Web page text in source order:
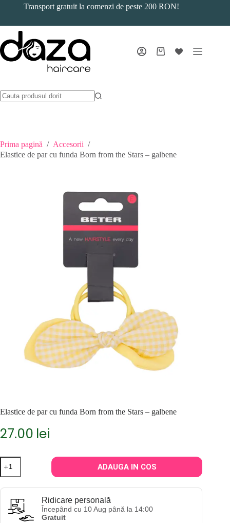
Transport gratuit la comenzi de peste 200 RON!
Coș
Prima pagină / Accesorii /
Elastice de par cu funda Born from the Stars – galbene
Elastice de par cu funda Born from the Stars – galbene
27.00 lei
Cantitate
Elastice
de
par
funda
Born
ADAUGA IN COS
Ridicare personală
Începând cu 10 Aug până la 14:00
Gratuit